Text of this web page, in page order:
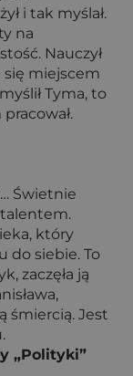
i tak myślał.
na
Nauczył
się miejscem
Tyma, to
Świetnie
który
do siebie. To
zaczęła ją
śmiercią. Jest
„Polityki”